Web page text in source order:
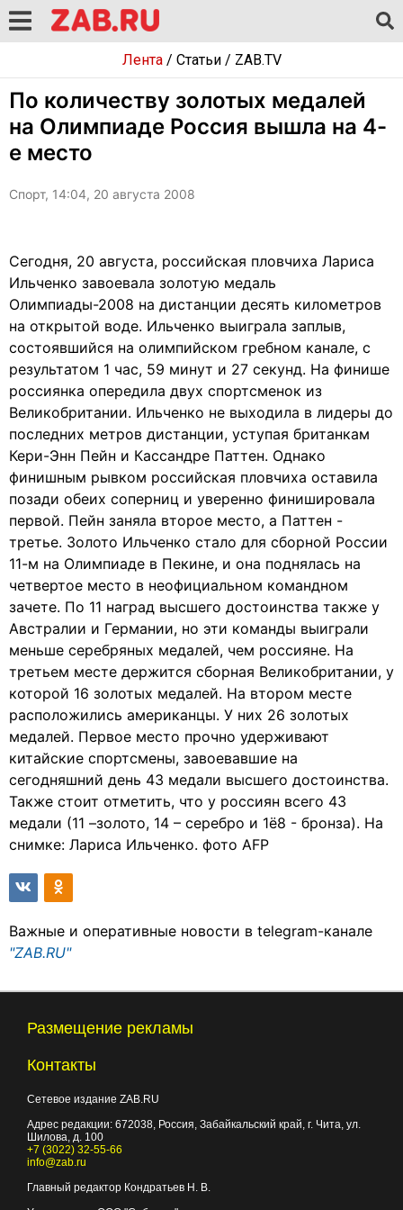
Лента/ Статьи/ ZAB.TV
По количеству золотых медалей
на Олимпиаде Россия вышла на 4-
е место
Спорт, 14:04, 20 августа 2008
Сегодня, 20 августа, российская пловчиха Лариса
Ильченко завоевала золотую медаль
Олимпиады-2008 на дистанции десять километров
на открытой воде. Ильченко выиграла заплыв,
состоявшийся на олимпийском гребном канале, с
результатом 1 час, 59 минут и 27 секунд. На финише
россиянка опередила двух спортсменок из
Великобритании. Ильченко не выходила в лидеры до
последних метров дистанции, уступая британкам
Кери-Энн Пейн и Кассандре Паттен. Однако
финишным рывком российская пловчиха оставила
позади обеих соперниц и уверенно финишировала
первой. Пейн заняла второе место, а Паттен -
третье. Золото Ильченко стало для сборной России
11-м на Олимпиаде в Пекине, и она поднялась на
четвертое место в неофициальном командном
зачете. По 11 наград высшего достоинства также у
Австралии и Германии, но эти команды выиграли
меньше серебряных медалей, чем россияне. На
третьем месте держится сборная Великобритании, у
которой 16 золотых медалей. На втором месте
расположились американцы. У них 26 золотых
медалей. Первое место прочно удерживают
китайские спортсмены, завоевавшие на
сегодняшний день 43 медали высшего достоинства.
Также стоит отметить, что у россиян всего 43
медали (11 –золото, 14 – серебро и 1ё8 - бронза). На
снимке: Лариса Ильченко. фото AFP
Важные и оперативные новости в telegram-канале
"ZAB.RU"
Размещение рекламы
Контакты
Сетевое издание ZAB.RU
Адрес редакции: 672038, Россия, Забайкальский край, г. Чита, ул.
Шилова, д. 100
+7 (3022) 32-55-66
info@zab.ru
Главный редактор Кондратьев Н. В.